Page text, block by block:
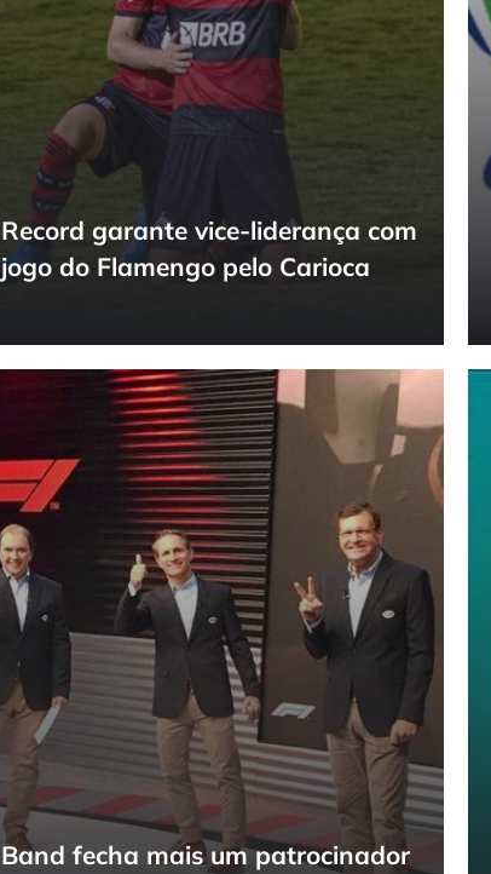
Record garante vice-liderança com
jogo do Flamengo pelo Carioca
Band fecha mais um patrocinador